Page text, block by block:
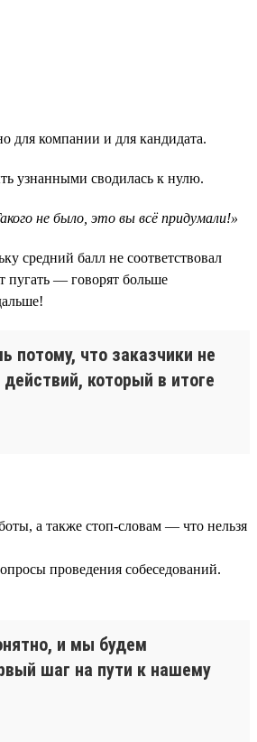
для компании и для кандидата.
узнанными сводилась к нулю.
не было, это вы всё придумали!»
средний балл не соответствовал
пугать — говорят больше
потому, что заказчики не
который в итоге
а также стоп-словам — что нельзя
проведения собеседований.
и мы будем
шаг на пути к нашему